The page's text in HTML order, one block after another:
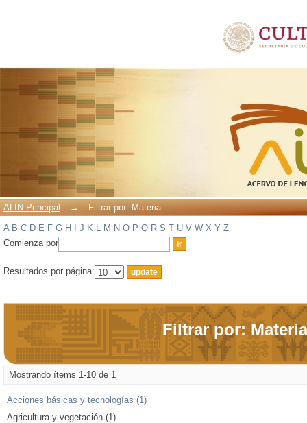
ALIN Principal →
Filtrar por: Materia
A B C D E F G H J K L M N O P Q R S T U V W X Y Z
Comienza por
Resultados por página:
Filtrar por: Materia
Mostrando ítems 1-10 de 1
Acciones básicas y tecnologías (1)
Agricultura y vegetación (1)